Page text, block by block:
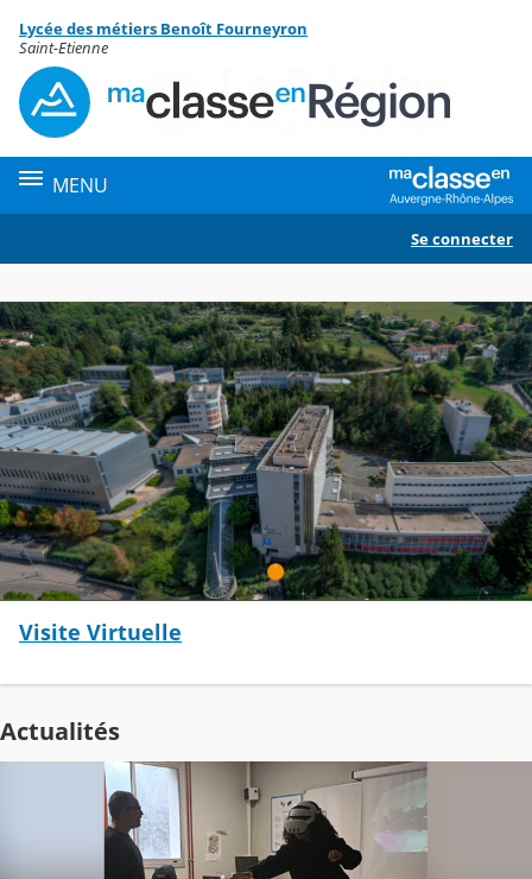
Contenu
Lycée des métiers Benoît Fourneyron
Saint-Etienne
MENU
Se connecter
Visite Virtuelle
Actualités